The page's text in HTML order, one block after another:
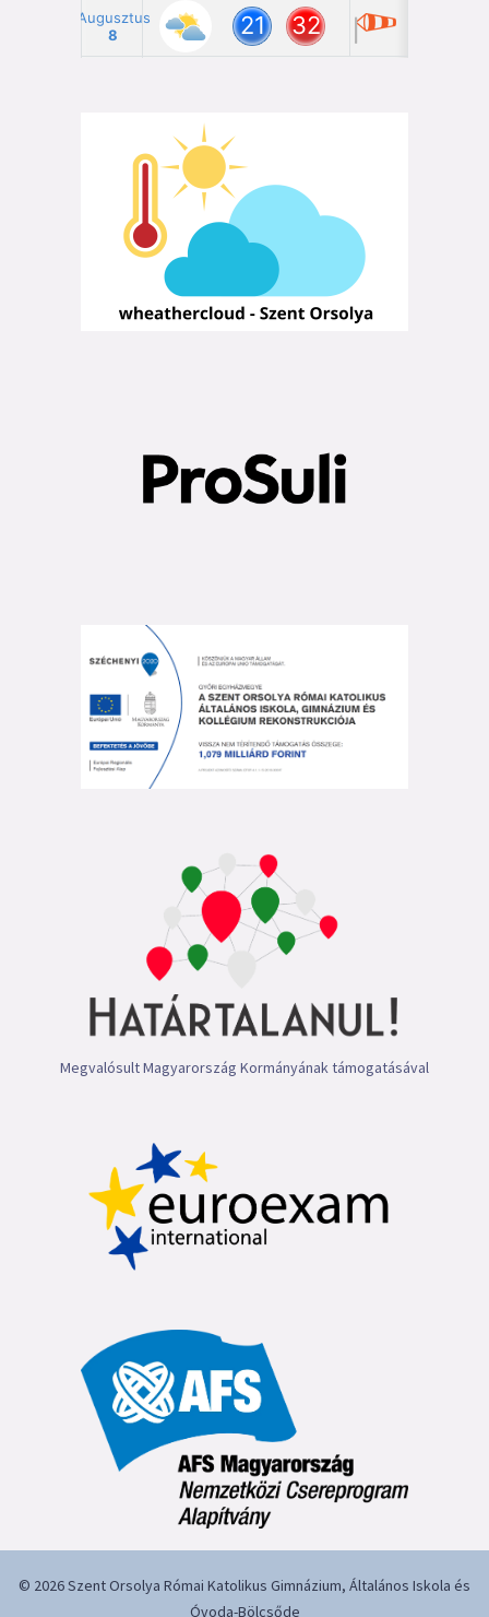
Megvalósult Magyarország Kormányának támogatásával
© 2026 Szent Orsolya Római Katolikus Gimnázium, Általános Iskola és
Óvoda-Bölcsőde